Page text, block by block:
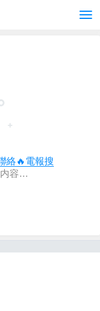
絡🔥電報搜
容…